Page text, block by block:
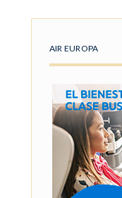
AIR EUROPA